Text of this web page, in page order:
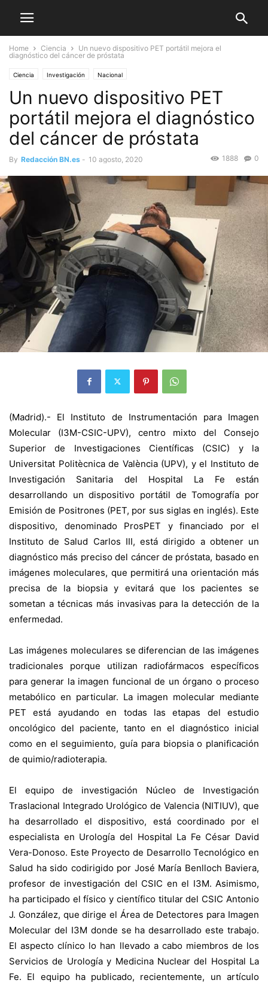
Home Ciencia
Un nuevo dispositivo PET portátil mejora el
diagnóstico del cáncer de próstata
Ciencia Investigación Nacional
Un nuevo dispositivo PET
portátil mejora el diagnóstico
del cáncer de próstata
By Redacción BN.es - 10 agosto, 2020 0
1888
(Madrid).- El Instituto de Instrumentación para Imagen
Molecular (I3M-CSIC-UPV), centro mixto del Consejo
Superior de Investigaciones Científicas (CSIC) y la
Universitat Politècnica de València (UPV), y el Instituto de
Investigación Sanitaria del Hospital La Fe están
desarrollando un dispositivo portátil de Tomografía por
Emisión de Positrones (PET, por sus siglas en inglés). Este
dispositivo, denominado ProsPET y financiado por el
Instituto de Salud Carlos III, está dirigido a obtener un
diagnóstico más preciso del cáncer de próstata, basado en
imágenes moleculares, que permitirá una orientación más
precisa de la biopsia y evitará que los pacientes se
sometan a técnicas más invasivas para la detección de la
enfermedad.
Las imágenes moleculares se diferencian de las imágenes
tradicionales porque utilizan radiofármacos específicos
para generar la imagen funcional de un órgano o proceso
metabólico en particular. La imagen molecular mediante
PET está ayudando en todas las etapas del estudio
oncológico del paciente, tanto en el diagnóstico inicial
como en el seguimiento, guía para biopsia o planificación
de quimio/radioterapia.
El equipo de investigación Núcleo de Investigación
Traslacional Integrado Urológico de Valencia (NITIUV), que
ha desarrollado el dispositivo, está coordinado por el
especialista en Urología del Hospital La Fe César David
Vera-Donoso. Este Proyecto de Desarrollo Tecnológico en
Salud ha sido codirigido por José María Benlloch Baviera,
profesor de investigación del CSIC en el I3M. Asimismo,
ha participado el físico y científico titular del CSIC Antonio
J. González, que dirige el Área de Detectores para Imagen
Molecular del I3M donde se ha desarrollado este trabajo.
El aspecto clínico lo han llevado a cabo miembros de los
Servicios de Urología y Medicina Nuclear del Hospital La
Fe. El equipo ha publicado, recientemente, un artículo